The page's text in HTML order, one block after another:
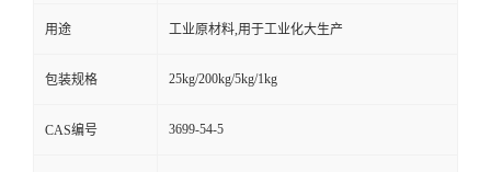
用途 工业原材料,用于工业化大生产
包装规格 25kg/200kg/5kg/1kg
CAS编号 3699-54-5